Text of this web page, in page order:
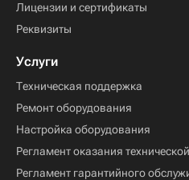
Лицензии и сертификаты
Реквизиты
Услуги
Техническая поддержка
Ремонт оборудования
Настройка оборудования
Регламент оказания
Регламент гарантийного